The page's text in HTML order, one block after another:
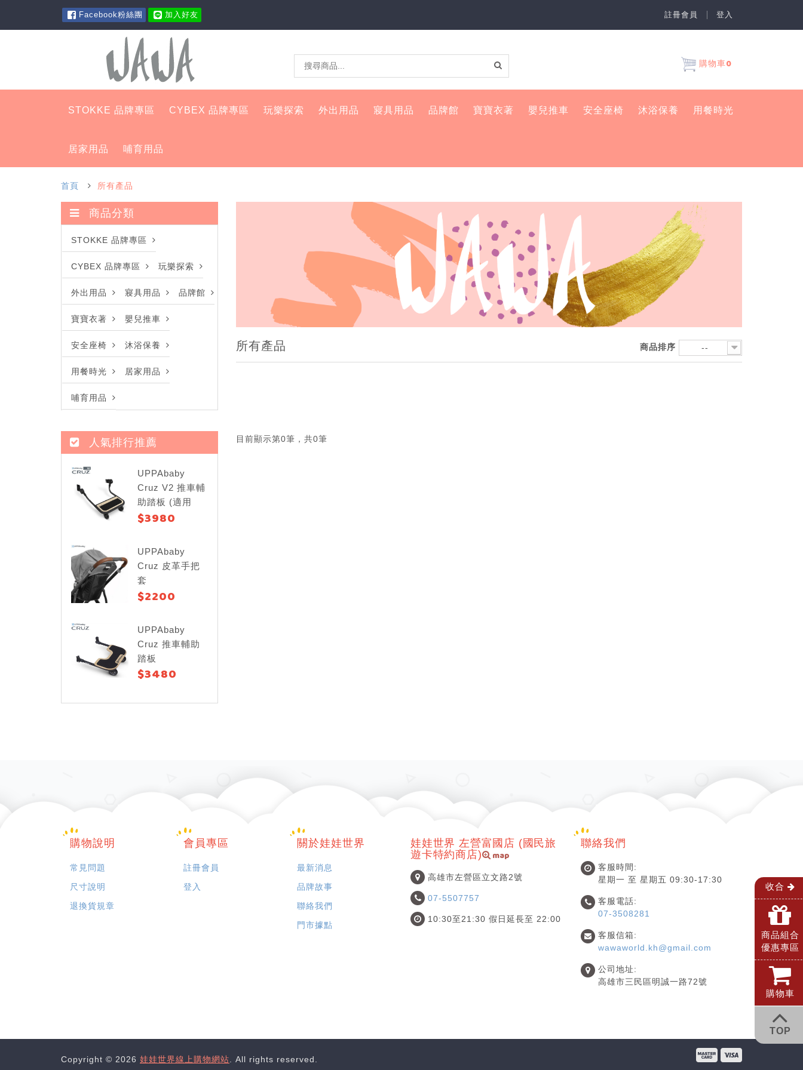
Facebook粉絲團 加入好友 註冊會員 登入
購物車0
STOKKE 品牌專區 CYBEX 品牌專區 玩樂探索 外出用品 寢具用品 品牌館 寶寶衣著 嬰兒推車 安全座椅 沐浴保養 用餐時光
居家用品 哺育用品
首頁 所有產品
商品分類
STOKKE 品牌專區
CYBEX 品牌專區 玩樂探索
外出用品 寢具用品 品牌館
寶寶衣著 嬰兒推車
安全座椅 沐浴保養
用餐時光 居家用品
哺育用品
人氣排行推薦
UPPAbaby
Cruz V2 推車輔
助踏板 (適用
Cruz V2)
$3980
UPPAbaby
Cruz 皮革手把
套
$2200
UPPAbaby
Cruz 推車輔助
踏板
$3480
所有產品 商品排序 --
目前顯示第0筆，共0筆
購物說明
常見問題
尺寸說明
退換貨規章
會員專區
註冊會員
登入
關於娃娃世界
最新消息
品牌故事
聯絡我們
門市據點
娃娃世界 左營富國店 (國民旅
遊卡特約商店)
map
高雄市左營區立文路2號
07-5507757
10:30至21:30 假日延長至 22:00
聯絡我們
客服時間:
星期一 至 星期五 09:30-17:30
客服電話:
07-3508281
客服信箱:
wawaworld.kh@gmail.com
公司地址:
高雄市三民區明誠一路72號
Copyright © 2026 娃娃世界線上購物網站. All rights reserved.
收合
商品組合
優惠專區
購物車
TOP